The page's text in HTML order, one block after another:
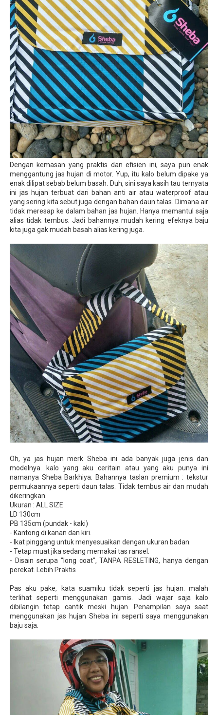
Dengan kemasan yang praktis dan efisien ini, saya pun enak
menggantung jas hujan di motor. Yup, itu kalo belum dipake ya
enak dilipat sebab belum basah. Duh, sini saya kasih tau ternyata
ini jas hujan terbuat dari bahan anti air atau waterproof atau
yang sering kita sebut juga dengan bahan daun talas. Dimana air
tidak meresap ke dalam bahan jas hujan. Hanya memantul saja
alias tidak tembus. Jadi bahannya mudah kering efeknya baju
kita juga gak mudah basah alias kering juga.
Oh, ya jas hujan merk Sheba ini ada banyak juga jenis dan
modelnya. kalo yang aku ceritain atau yang aku punya ini
namanya Sheba Barkhiya. Bahannya taslan premium : tekstur
permukaannya seperti daun talas. Tidak tembus air dan mudah
dikeringkan.
Ukuran : ALL SIZE
LD 130cm
PB 135cm (pundak - kaki)
- Kantong di kanan dan kiri.
- Ikat pinggang untuk menyesuaikan dengan ukuran badan.
- Tetap muat jika sedang memakai tas ransel.
- Disain serupa "long coat", TANPA RESLETING, hanya dengan
perekat. Lebih Praktis
Pas aku pake, kata suamiku tidak seperti jas hujan. malah
terlihat seperti menggunakan gamis. Jadi wajar saja kalo
dibilangin tetap cantik meski hujan. Penampilan saya saat
menggunakan jas hujan Sheba ini seperti saya menggunakan
baju saja.